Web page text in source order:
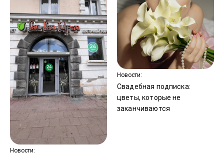
Новости:
Новости:
Свадебная подписка:
цветы, которые не
заканчиваются